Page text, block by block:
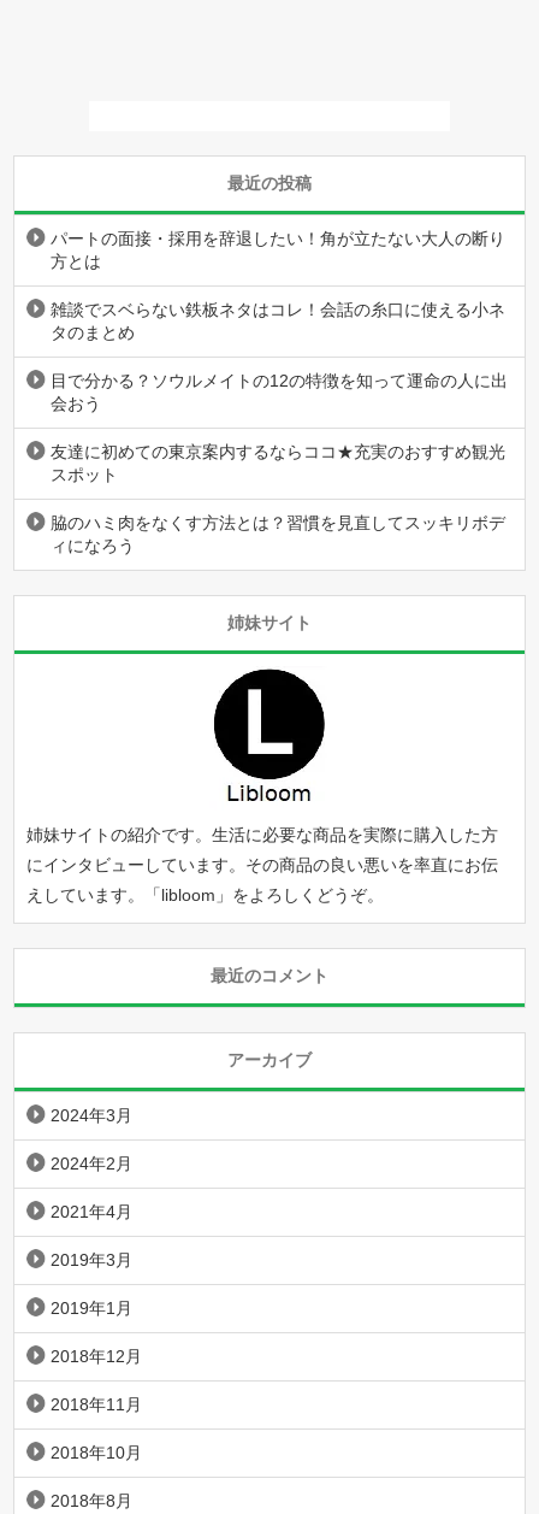
最近の投稿
パートの面接・採用を辞退したい！角が立たない大人の断り
方とは
雑談でスベらない鉄板ネタはコレ！会話の糸口に使える小ネ
タのまとめ
目で分かる？ソウルメイトの12の特徴を知って運命の人に出
会おう
友達に初めての東京案内するならココ★充実のおすすめ観光
スポット
脇のハミ肉をなくす方法とは？習慣を見直してスッキリボデ
ィになろう
姉妹サイト
姉妹サイトの紹介です。生活に必要な商品を実際に購入した方
にインタビューしています。その商品の良い悪いを率直にお伝
えしています。「libloom 」をよろしくどうぞ。
最近のコメント
アーカイブ
2024年3月
2024年2月
2021年4月
2019年3月
2019年1月
2018年12月
2018年11月
2018年10月
2018年8月